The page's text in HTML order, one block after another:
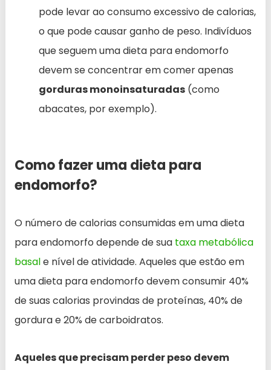
pode levar ao consumo excessivo de calorias,
o que pode causar ganho de peso. Indivíduos
que seguem uma dieta para endomorfo
devem se concentrar em comer apenas
gorduras monoinsaturadas (como
abacates, por exemplo).
Como fazer uma dieta para
endomorfo?
O número de calorias consumidas em uma dieta
para endomorfo depende de sua taxa metabólica
basale nível de atividade. Aqueles que estão em
uma dieta para endomorfo devem consumir 40%
de suas calorias provindas de proteínas, 40% de
gordura e 20% de carboidratos.
Aqueles que precisam perder peso devem